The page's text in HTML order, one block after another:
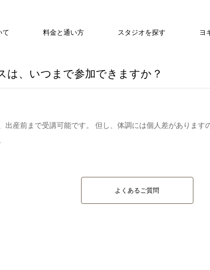
て 料金と通い方 スタジオを探す ヨ
は、いつまで参加できますか？
出産前まで受講可能です。 但し、体調には個人差があります
よくあるご質問